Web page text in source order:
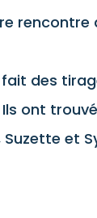
des
ont
et